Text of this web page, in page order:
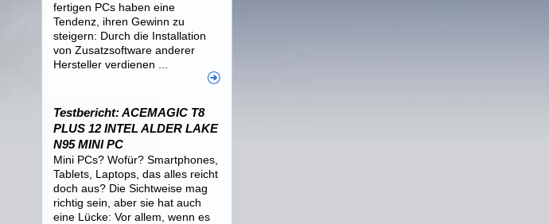
fertigen PCs haben eine
Tendenz, ihren Gewinn zu
steigern: Durch die Installation
von Zusatzsoftware anderer
Hersteller verdienen ...
Testbericht: ACEMAGIC T8
PLUS 12 INTEL ALDER LAKE
N95 MINI PC
Mini PCs? Wofür? Smartphones,
Tablets, Laptops, das alles reicht
doch aus? Die Sichtweise mag
richtig sein, aber sie hat auch
eine Lücke: Vor allem, wenn es